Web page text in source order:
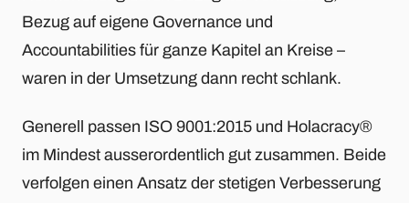
Bezug auf eigene Governance und
Accountabilities für ganze Kapitel an Kreise –
waren in der Umsetzung dann recht schlank.
Generell passen ISO 9001:2015 und Holacracy®
im Mindest ausserordentlich gut zusammen. Beide
verfolgen einen Ansatz der stetigen Verbesserung